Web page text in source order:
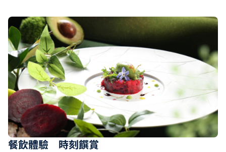
餐飲體驗 時刻饌賞